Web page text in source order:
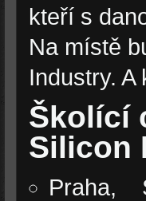
kteří s
Na místě
Industry. A
Školící
Silicon
Praha,